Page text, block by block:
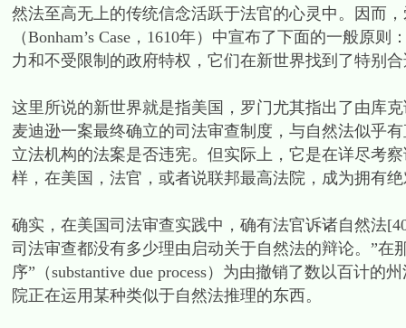
然法至高无上的传统信念活跃于法官的心灵中。因而
（Bonham’s Case，1610年）中宣布了下面的一般原
力和不受限制的政府特权，它们在新世界找到了特别
这里所说的新世界就是指美国，罗门尤其指出了由库
麦迪逊一案最终确立的司法审查制度，与自然法似乎
立法机构的法案是否违宪。但实际上，它是在详尽考
样，在美国，法官，或者说联邦最高法院，成为拥有
确实，在美国司法审查实践中，确有法官诉诸自然法
司法审查都没有多少理由启动关于自然法的辩论。”在
序”（substantive due process）为由撤销了数以百计
院正在运用某种类似于自然法推理的东西。